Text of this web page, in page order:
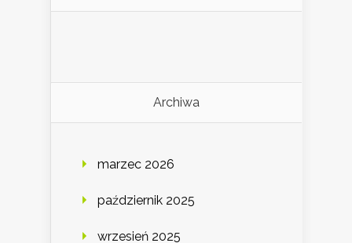
Archiwa
marzec 2026
październik 2025
wrzesień 2025